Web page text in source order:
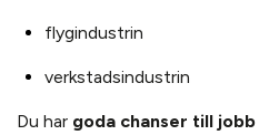
flygindustrin
verkstadsindustrin
Du har goda chanser till jobb